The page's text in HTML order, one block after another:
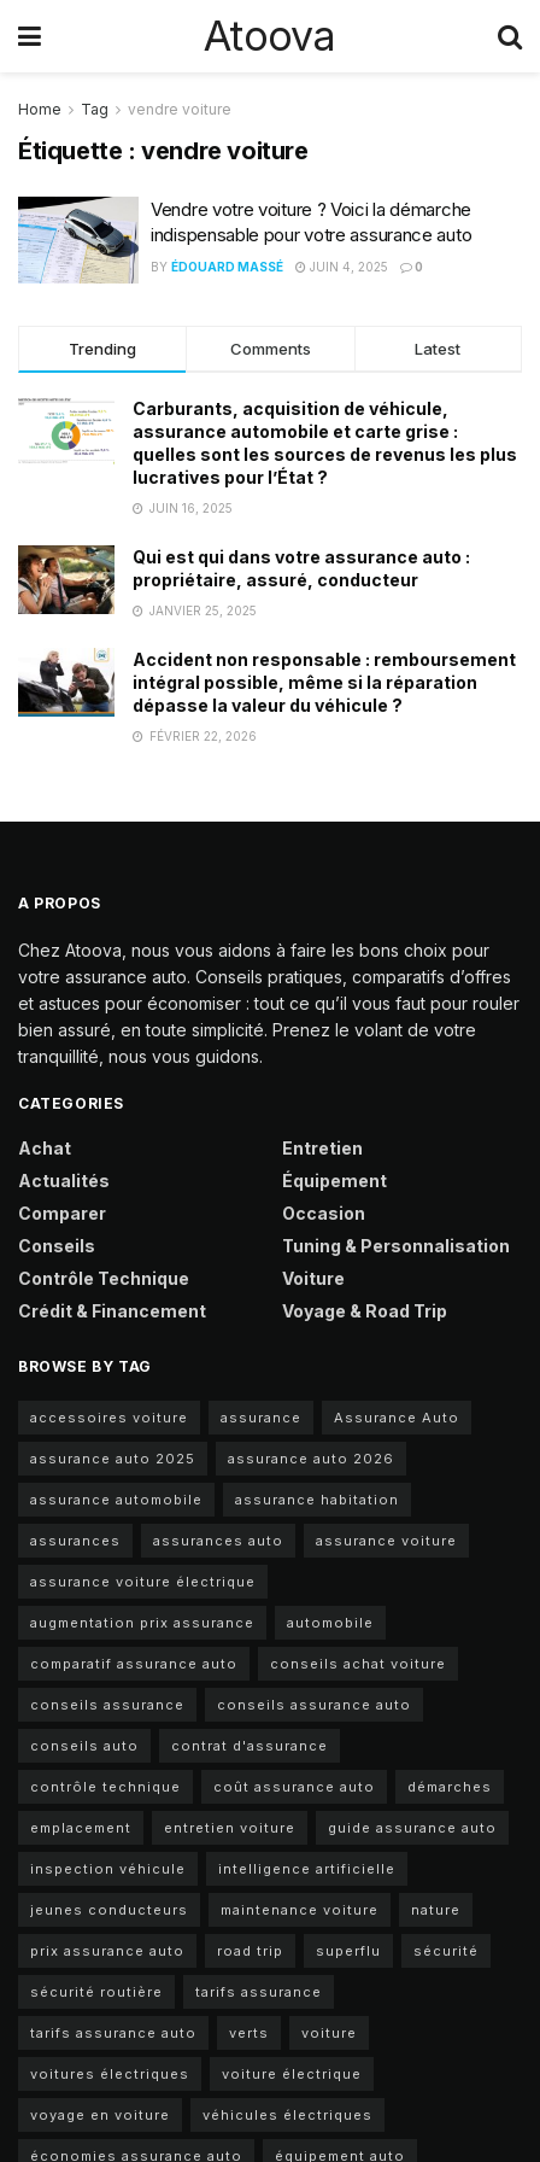
Atoova
Home Tag vendre voiture
Étiquette :vendre voiture
Vendre votre voiture ? Voici la démarche
indispensable pour votre assurance auto
BY ÉDOUARD MASSÉ JUIN 4, 2025 0
Trending Comments Latest
Carburants, acquisition de véhicule,
assurance automobile et carte grise :
quelles sont les sources de revenus les plus
lucratives pour l’État ?
JUIN 16, 2025
Qui est qui dans votre assurance auto :
propriétaire, assuré, conducteur
JANVIER 25, 2025
Accident non responsable : remboursement
intégral possible, même si la réparation
dépasse la valeur du véhicule ?
FÉVRIER 22, 2026
A PROPOS
Chez Atoova, nous vous aidons à faire les bons choix pour
votre assurance auto. Conseils pratiques, comparatifs d’offres
et astuces pour économiser : tout ce qu’il vous faut pour rouler
bien assuré, en toute simplicité. Prenez le volant de votre
tranquillité, nous vous guidons.
CATEGORIES
Achat
Actualités
Comparer
Conseils
Contrôle Technique
Crédit & Financement
Entretien
Équipement
Occasion
Tuning & Personnalisation
Voiture
Voyage & Road Trip
BROWSE BY TAG
accessoires voiture assurance Assurance Auto
assurance auto 2025 assurance auto 2026
assurance automobile assurance habitation
assurances assurances auto assurance voiture
assurance voiture électrique
augmentation prix assurance automobile
comparatif assurance auto conseils achat voiture
conseils assurance conseils assurance auto
conseils auto contrat d'assurance
contrôle technique coût assurance auto démarches
emplacement entretien voiture guide assurance auto
inspection véhicule intelligence artificielle
jeunes conducteurs maintenance voiture nature
prix assurance auto road trip superflu sécurité
sécurité routière tarifs assurance
tarifs assurance auto verts voiture
voitures électriques voiture électrique
voyage en voiture véhicules électriques
économies assurance auto équipement auto